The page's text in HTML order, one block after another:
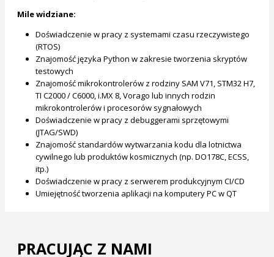
Mile widziane:
Doświadczenie w pracy z systemami czasu rzeczywistego
(RTOS)
Znajomość języka Python w zakresie tworzenia skryptów
testowych
Znajomość mikrokontrolerów z rodziny SAM V71, STM32 H7,
TI C2000 / C6000, i.MX 8, Vorago lub innych rodzin
mikrokontrolerów i procesorów sygnałowych
Doświadczenie w pracy z debuggerami sprzętowymi
(JTAG/SWD)
Znajomość standardów wytwarzania kodu dla lotnictwa
cywilnego lub produktów kosmicznych (np. DO178C, ECSS,
itp.)
Doświadczenie w pracy z serwerem produkcyjnym CI/CD
Umiejętność tworzenia aplikacji na komputery PC w QT
PRACUJĄC Z NAMI